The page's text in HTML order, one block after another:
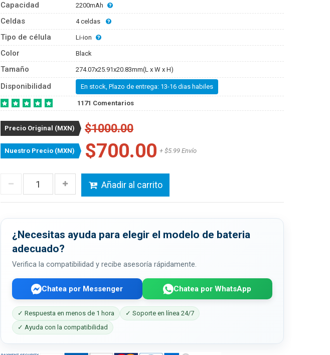
Capacidad 2200mAh
Celdas 4 celdas
Tipo de célula Li-ion
Color Black
Tamaño 274.07x25.91x20.83mm(L x W x H)
Disponibilidad En stock, Plazo de entrega: 13-16 dias habiles
1171 Comentarios
Precio Original (MXN) $1000.00
Nuestro Precio (MXN) $700.00 + $5.99 Envío
Añadir al carrito
¿Necesitas ayuda para elegir el modelo de bateria
adecuado?
Verifica la compatibilidad y recibe asesoría rápidamente.
Chatea por Messenger Chatea por WhatsApp
✓ Respuesta en menos de 1 hora
✓ Soporte en línea 24/7
✓ Ayuda con la compatibilidad